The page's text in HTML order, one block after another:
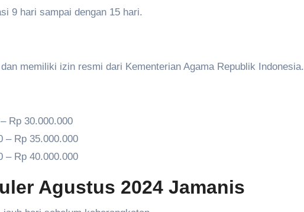
9 hari sampai dengan 15 hari.
memiliki izin resmi dari Kementerian Agama Republik Indonesia.
Rp 30.000.000
– Rp 35.000.000
– Rp 40.000.000
Agustus 2024 Jamanis